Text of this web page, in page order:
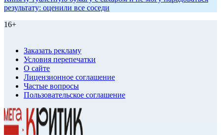
результату: оценили все соседи
16+
Заказать рекламу
Условия перепечатки
О сайте
Лицензионное соглашение
Частые вопросы
Пользовательское соглашение